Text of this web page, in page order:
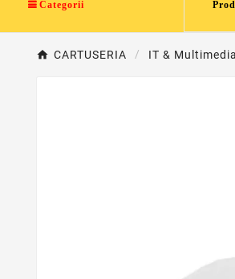
Categorii
CARTUSERIA IT & Multimedia